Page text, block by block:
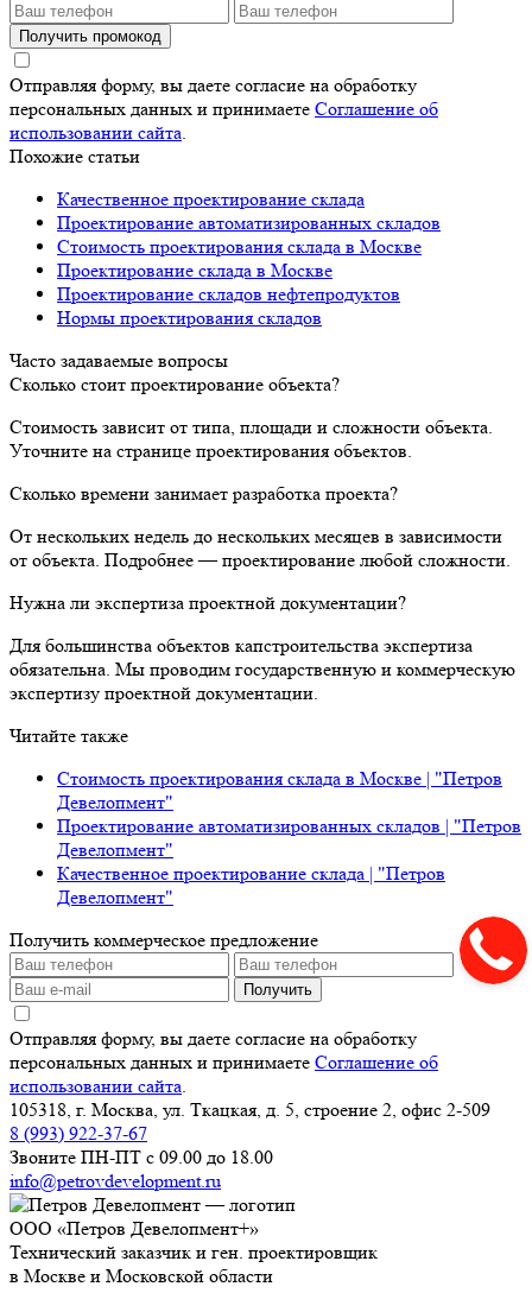
Получить промокод
Отправляя форму, вы даете согласие на обработку
персональных данных и принимаете Соглашение об
использовании сайта.
Похожие статьи
Качественное проектирование склада
Проектирование автоматизированных складов
Стоимость проектирования склада в Москве
Проектирование склада в Москве
Проектирование складов нефтепродуктов
Нормы проектирования складов
Часто задаваемые вопросы
Сколько стоит проектирование объекта?
Стоимость зависит от типа, площади и сложности объекта.
Уточните на странице проектирования объектов.
Сколько времени занимает разработка проекта?
От нескольких недель до нескольких месяцев в зависимости
от объекта. Подробнее — проектирование любой сложности.
Нужна ли экспертиза проектной документации?
Для большинства объектов капстроительства экспертиза
обязательна. Мы проводим государственную и коммерческую
экспертизу проектной документации.
Читайте также
Стоимость проектирования склада в Москве | "Петров
Девелопмент"
Проектирование автоматизированных складов | "Петров
Девелопмент"
Качественное проектирование склада | "Петров
Девелопмент"
Получить коммерческое предложение
Получить
Отправляя форму, вы даете согласие на обработку
персональных данных и принимаете Соглашение об
использовании сайта.
105318, г. Москва, ул. Ткацкая, д. 5, строение 2, офис 2-509
8 (993) 922-37-67
Звоните ПН-ПТ с 09.00 до 18.00
info@petrovdevelopment.ru
ООО «Петров Девелопмент+»
Технический заказчик и ген. проектировщик
в Москве и Московской области